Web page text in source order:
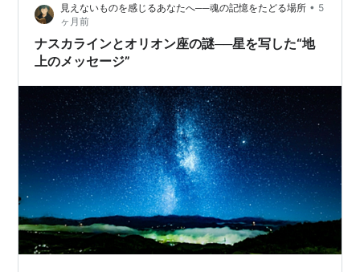
は母の日です。 それが空（くう）だと、うお座の霊的一
元性になりますが、みずがめ座は実際のスカイ、物理的
宇宙…
見えないものを感じるあなたへ──魂の記憶をたどる場所 • 5
ヶ月前
ナスカラインとオリオン座の謎──星を写した“地
上のメッセージ”